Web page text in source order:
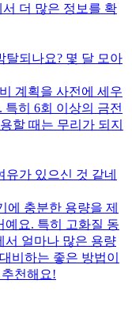
서 더 많은 정보를 확
탈되나요? 몇 달 모아
계획을 사전에 세우
히 6회 이상의 금전
할 때는 무리가 되지
가 있으신 것 같네
에 충분한 용량을 제
예요. 특히 고화질 동
서 얼마나 많은 용량
비하는 좋은 방법이
추천해요!